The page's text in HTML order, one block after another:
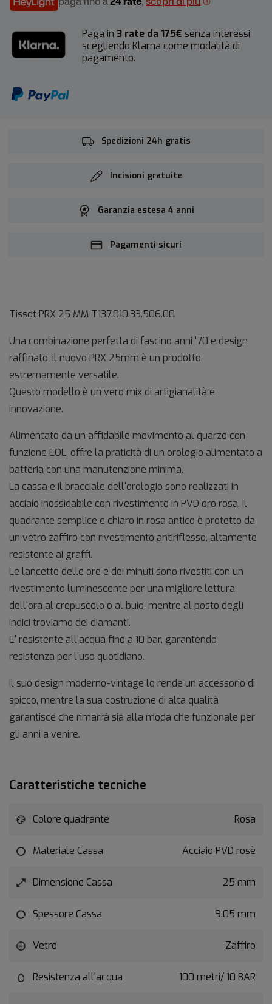
Paga in 3 rate da 175€ senza interessi
scegliendo Klarna come modalità di
pagamento.
Spedizioni 24h gratis
Incisioni gratuite
Garanzia estesa 4 anni
Pagamenti sicuri
Tissot PRX 25 MM T137.010.33.506.00
Una combinazione perfetta di fascino anni '70 e design
raffinato, il nuovo PRX 25mm è un prodotto
estremamente versatile.
Questo modello è un vero mix di artigianalità e
innovazione.
Alimentato da un affidabile movimento al quarzo con
funzione EOL, offre la praticità di un orologio alimentato a
batteria con una manutenzione minima.
La cassa e il bracciale dell'orologio sono realizzati in
acciaio inossidabile con rivestimento in PVD oro rosa. Il
quadrante semplice e chiaro in rosa antico è protetto da
un vetro zaffiro con rivestimento antiriflesso, altamente
resistente ai graffi.
Le lancette delle ore e dei minuti sono rivestiti con un
rivestimento luminescente per una migliore lettura
dell'ora al crepuscolo o al buio, mentre al posto degli
indici troviamo dei diamanti.
E' resistente all'acqua fino a 10 bar, garantendo
resistenza per l'uso quotidiano.
Il suo design moderno-vintage lo rende un accessorio di
spicco, mentre la sua costruzione di alta qualità
garantisce che rimarrà sia alla moda che funzionale per
gli anni a venire.
Caratteristiche tecniche
Colore quadrante Rosa
Materiale Cassa Acciaio PVD rosè
Dimensione Cassa 25 mm
Spessore Cassa 9.05 mm
Vetro Zaffiro
Resistenza all'acqua 100 metri/ 10 BAR